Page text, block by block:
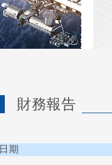
財務報告
日期